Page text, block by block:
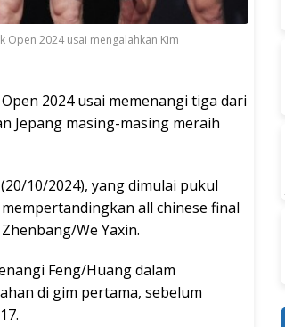
Open 2024 usai mengalahkan Kim
2024 usai memenangi tiga dari
Jepang masing-masing meraih
10/2024), yang dimulai pukul
all chinese final
We Yaxin.
Feng/Huang dalam
di gim pertama, sebelum